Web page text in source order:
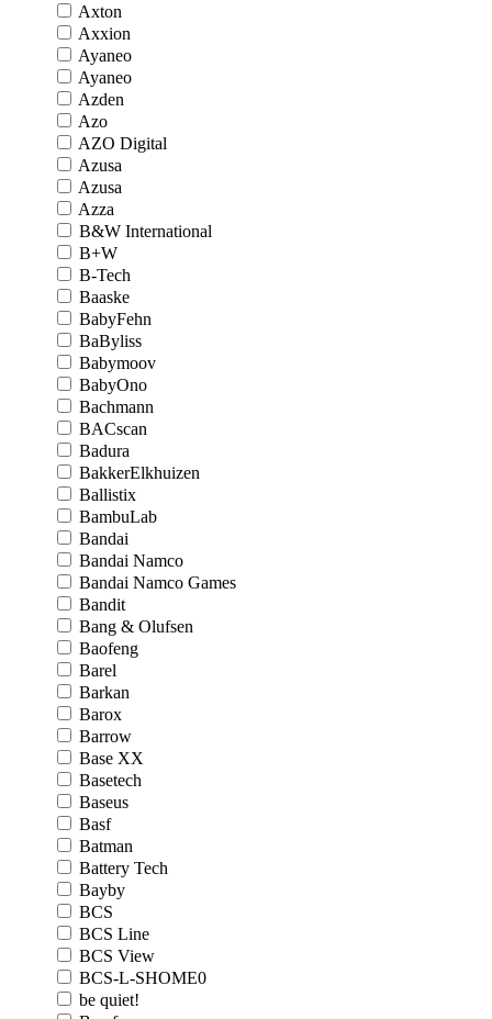
Axton
Axxion
Ayaneo
Ayaneo
Azden
Azo
AZO Digital
Azusa
Azusa
Azza
B&W International
B+W
B-Tech
Baaske
BabyFehn
BaByliss
Babymoov
BabyOno
Bachmann
BACscan
Badura
BakkerElkhuizen
Ballistix
BambuLab
Bandai
Bandai Namco
Bandai Namco Games
Bandit
Bang & Olufsen
Baofeng
Barel
Barkan
Barox
Barrow
Base XX
Basetech
Baseus
Basf
Batman
Battery Tech
Bayby
BCS
BCS Line
BCS View
BCS-L-SHOME0
be quiet!